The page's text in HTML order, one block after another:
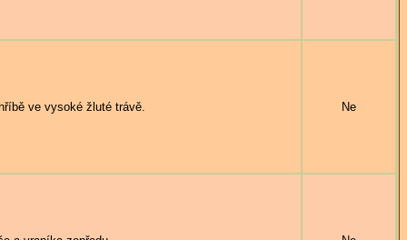
ve vysoké žluté trávě. Ne